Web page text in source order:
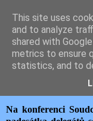
úterý 3. května 2016
ZLOBIVÝ
Na konferenci
This site uses
and to analyze
shared with
metrics to ensure
statistics, and to